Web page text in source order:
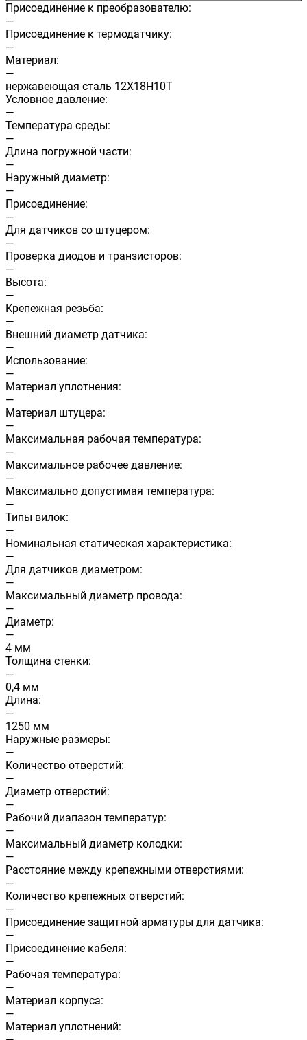
Присоединение к преобразователю:
—
Присоединение к термодатчику:
—
Материал:
—
нержавеющая сталь 12Х18Н10Т
Условное давление:
—
Температура среды:
—
Длина погружной части:
—
Наружный диаметр:
—
Присоединение:
—
Для датчиков со штуцером:
—
Проверка диодов и транзисторов:
—
Высота:
—
Крепежная резьба:
—
Внешний диаметр датчика:
—
Использование:
—
Материал уплотнения:
—
Материал штуцера:
—
Максимальная рабочая температура:
—
Максимальное рабочее давление:
—
Максимально допустимая температура:
—
Типы вилок:
—
Номинальная статическая характеристика:
—
Для датчиков диаметром:
—
Максимальный диаметр провода:
—
Диаметр:
—
4 мм
Толщина стенки:
—
0,4 мм
Длина:
—
1250 мм
Наружные размеры:
—
Количество отверстий:
—
Диаметр отверстий:
—
Рабочий диапазон температур:
—
Максимальный диаметр колодки:
—
Расстояние между крепежными отверстиями:
—
Количество крепежных отверстий:
—
Присоединение защитной арматуры для датчика:
—
Присоединение кабеля:
—
Рабочая температура:
—
Материал корпуса:
—
Материал уплотнений: